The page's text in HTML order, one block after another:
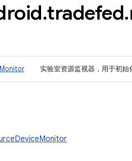
.tradefed.
实验室资源监视器，用于初